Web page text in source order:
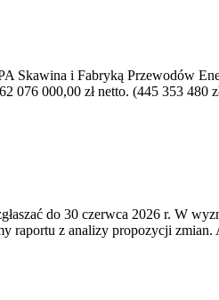
Skawina i Fabryką Przewodów
000,00 zł netto. (445 353 480
do 30 czerwca 2026 r. W
z analizy propozycji zmian.